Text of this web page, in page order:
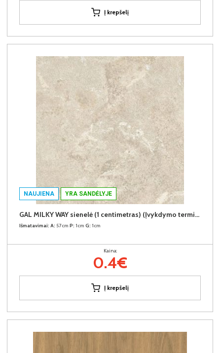
Į krepšelį
NAUJIENA YRA SANDĖLYJE
GAL MILKY WAY sienelė (1 centimetras) (Įvykdymo terminas iki 10d.d.)
Išmatavimai: A: 57cm P: 1cm G: 1cm
Kaina:
0.4€
Į krepšelį